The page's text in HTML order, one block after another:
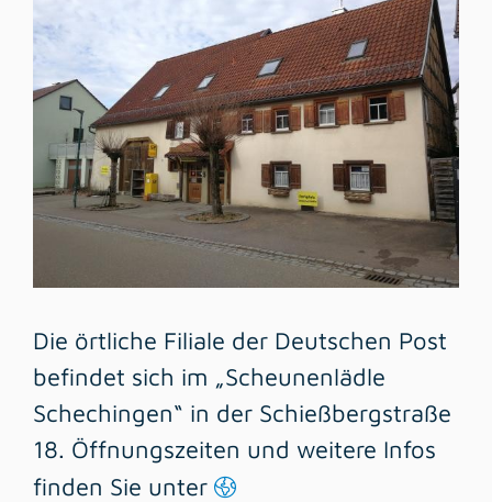
Die örtliche Filiale der Deutschen Post
befindet sich im „Scheunenlädle
Schechingen“ in der Schießbergstraße
18. Öffnungszeiten und weitere Infos
finden Sie unter